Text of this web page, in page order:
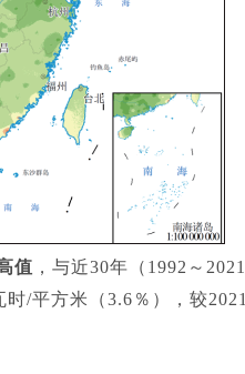
值 ，与近30年（1992～2021
/平方米（3.6％），较2021